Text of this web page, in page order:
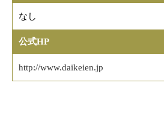
なし
公式HP
http://www.daikeien.jp